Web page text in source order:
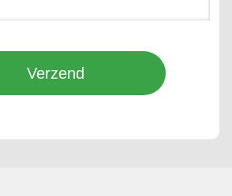
Verzend